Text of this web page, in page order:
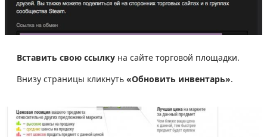
Вставить свою ссылку на сайте торговой площадки.
Внизу страницы кликнуть «Обновить инвентарь».